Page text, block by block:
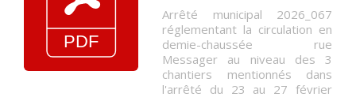
Arrêté municipal 2026_067
réglementant la circulation en
demie-chaussée rue
Messager au niveau des 3
chantiers mentionnés dans
l'arrêté du 23 au 27 février